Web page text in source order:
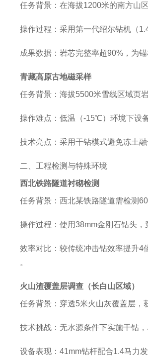
任务背景 ：在海拔1200米的南方山
操作过程 ：采用第一代绍尔钻机（
成果数据 ：岩芯完整率超90%，为
青藏高原古地磁采样
任务背景 ：海拔5500米雪线区域页
操作难点 ：低温（-15℃）环境下设
技术亮点 ：采用干钻模式避免冻土
二、工程检测与特殊环境
西北铁路隧道衬砌检测
任务背景 ：西北某铁路隧道需检测
操作过程 ：使用38mm金刚石钻头
效率对比 ：较传统冲击钻效率提升4
。
火山渣覆盖层调查（长白山区域）
任务背景 ：穿透5米火山灰覆盖层，
技术挑战 ：无水源条件下实施干钻
设备表现 ：41mm钻杆配合1.4马力